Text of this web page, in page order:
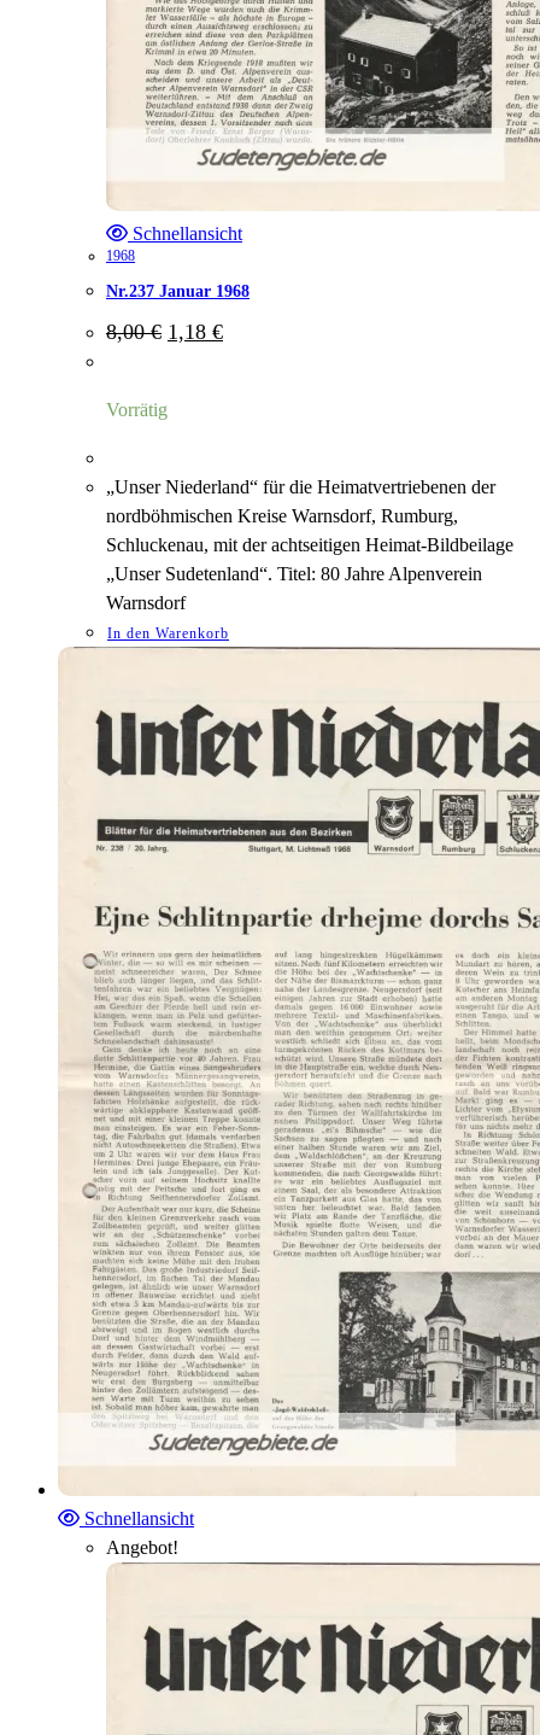
Schnellansicht
1968
Nr.237 Januar 1968
8,00€ Ursprünglicher
Preis
1,18 €Aktueller
Preis
Vorrätig
„Unser Niederland“ für die Heimatvertriebenen der
nordböhmischen Kreise Warnsdorf, Rumburg,
Schluckenau, mit der achtseitigen Heimat-Bildbeilage
„Unser Sudetenland“. Titel: 80 Jahre Alpenverein
Warnsdorf
In den Warenkorb
Schnellansicht
Angebot!